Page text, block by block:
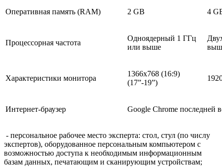
Оперативная память (RAM) 2 GB 4
Процессорная частота
Одноядерный 1 ГГц
или выше
Характеристики монитора
1366х768 (16:9)
(17”-19”)
Интернет-браузер Google Chrome последней
- персональное рабочее место эксперта: стол, стул (по числу
экспертов), оборудованное персональным компьютером с
возможностью доступа к необходимым информационным
базам данных, печатающим и сканирующим устройствам;